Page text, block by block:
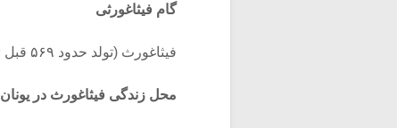
گام فیثاغورثی
فیثاغورث (تولد حدود ۵۶۹ قبل از میلاد در Samos, Ionia ، وفات حدود ۴۷۵ قبل از میلاد)
محل زندگی فیثاغورث در یونان